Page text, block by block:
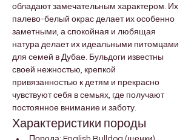
обладают замечательным характером. Их
палево-белый окрас делает их особенно
заметными, а спокойная и любящая
натура делает их идеальными питомцами
для семей в Дубае. Бульдоги известны
своей нежностью, крепкой
привязанностью к детям и прекрасно
чувствуют себя в семьях, где получают
постоянное внимание и заботу.
Характеристики породы